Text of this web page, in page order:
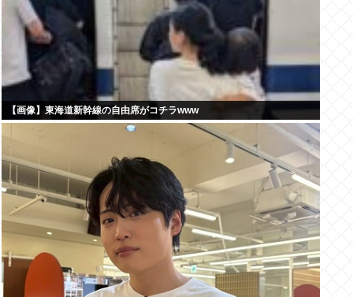
【画像】東海道新幹線の自由席がコチラwww